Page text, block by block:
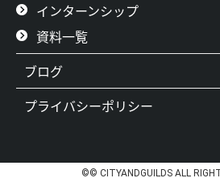
インターンシップ
資料一覧
ブログ
プライバシーポリシー
©© CITYANDGUILDS ALL